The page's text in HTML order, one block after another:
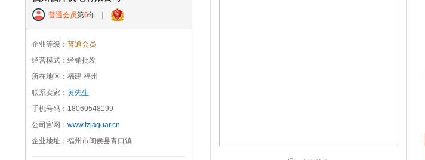
普通会员第6年
企业等级： 普通会员
经营模式：经销批发
所在地区：福建 福州
联系卖家： 黄先生
手机号码：18060548199
公司官网： www.fzjaguar.cn
企业地址：福州市闽侯县青口镇